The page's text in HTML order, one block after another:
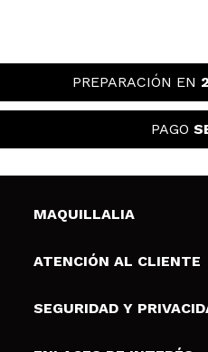
PREPARACIÓN EN
PAGO
MAQUILLALIA
Sobre nosotros
Tarjetas de Regalo
ATENCIÓN AL CLIENTE
Envíos y devoluciones
SEGURIDAD Y
Terminos y